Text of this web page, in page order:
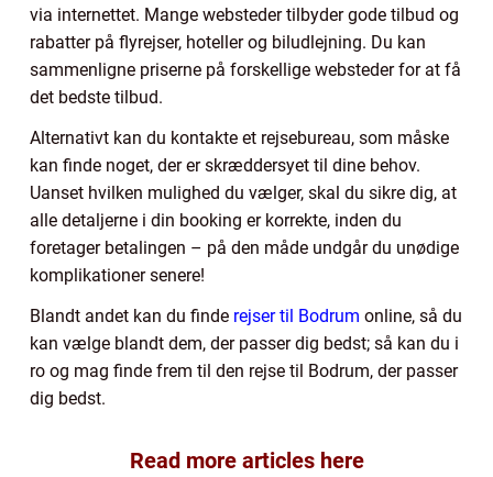
via internettet. Mange websteder tilbyder gode tilbud og
rabatter på flyrejser, hoteller og biludlejning. Du kan
sammenligne priserne på forskellige websteder for at få
det bedste tilbud.
Alternativt kan du kontakte et rejsebureau, som måske
kan finde noget, der er skræddersyet til dine behov.
Uanset hvilken mulighed du vælger, skal du sikre dig, at
alle detaljerne i din booking er korrekte, inden du
foretager betalingen – på den måde undgår du unødige
komplikationer senere!
Blandt andet kan du finde rejser til Bodrum online, så du
kan vælge blandt dem, der passer dig bedst; så kan du i
ro og mag finde frem til den rejse til Bodrum, der passer
dig bedst.
Read more articles here